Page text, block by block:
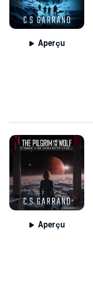
Aperçu
Aperçu